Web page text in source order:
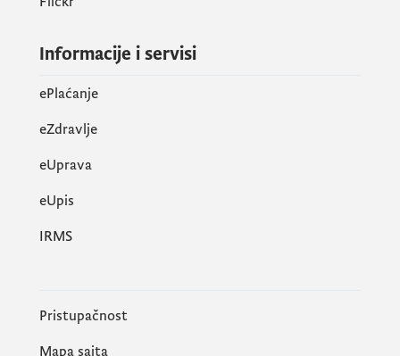
Informacije i servisi
ePlaćanje
eZdravlje
eUprava
еUpis
IRMS
Pristupačnost
Mapa sajta